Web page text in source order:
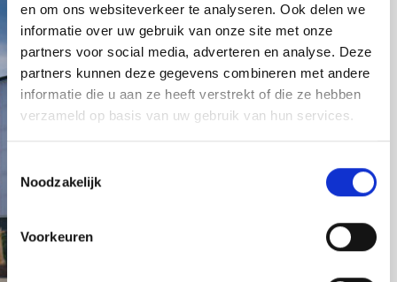
en om ons websiteverkeer te analyseren. Ook delen we
informatie over uw gebruik van onze site met onze
partners voor social media, adverteren en analyse. Deze
partners kunnen deze gegevens combineren met andere
informatie die u aan ze heeft verstrekt of die ze hebben
verzameld op basis van uw gebruik van hun services.
Noodzakelijk
Voorkeuren